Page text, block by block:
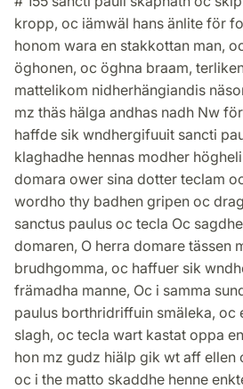
kropp, oc iämwäl hans änlite för
honom wara en stakkottan man,
öghonen, oc öghna braam,
mattelikom nidherhängiandis
mz thäs hälga andhas nadh Nw
haffde sik wndhergifuuit sancti
klaghadhe hennas modher
domara ower sina dotter teclam
wordho thy badhen gripen oc
sanctus paulus oc tecla Oc
domaren, O herra domare tässen
brudhgomma, oc haffuer sik
främadha manne, Oc i samma
paulus borthridriffuin smäleka, oc
slagh, oc tecla wart kastat oppa
hon mz gudz hiälp gik wt aff ellen
oc i the matto skaddhe henne